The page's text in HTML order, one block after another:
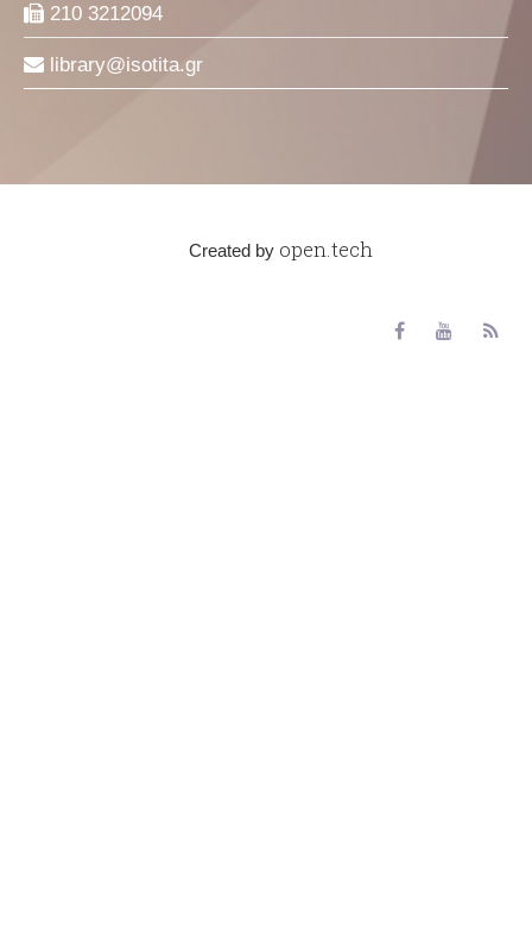
210 3212094
library isotita gr
Created by open.tech